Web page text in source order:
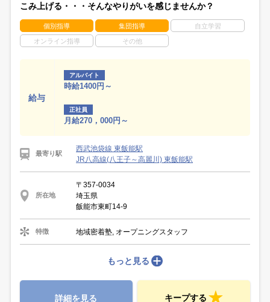
こみ上げる・・・そんなやりがいを感じませんか？
個別指導 集団指導 自立学習
オンライン指導 その他
給与
アルバイト
時給1400円～
正社員
月給270，000円～
最寄り駅
西武池袋線 東飯能駅
JR八高線(八王子～高麗川) 東飯能駅
所在地
〒357-0034
埼玉県
飯能市東町14-9
特徴 地域密着塾, オープニングスタッフ
もっと見る
詳細を見る キープする